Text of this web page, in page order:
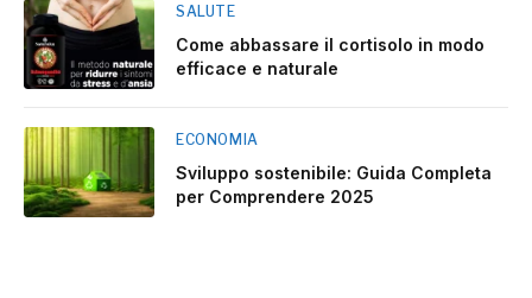
SALUTE
Come abbassare il cortisolo in modo
efficace e naturale
ECONOMIA
Sviluppo sostenibile: Guida Completa
per Comprendere 2025